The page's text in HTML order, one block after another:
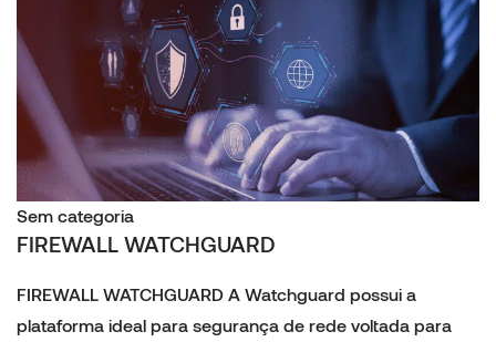
Sem categoria
FIREWALL WATCHGUARD
FIREWALL WATCHGUARD A Watchguard possui a
plataforma ideal para segurança de rede voltada para